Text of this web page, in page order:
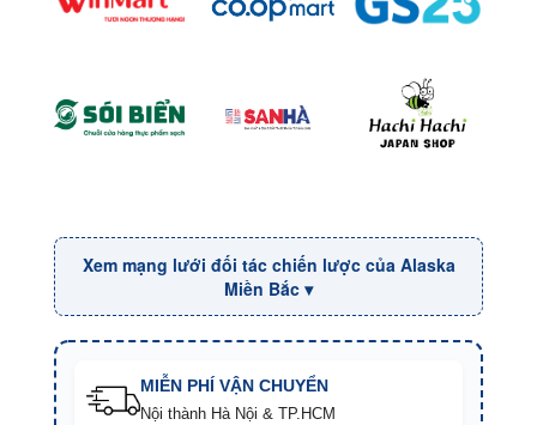
Xem mạng lưới đối tác chiến lược của Alaska
Miền Bắc ▾
MIỄN PHÍ VẬN CHUYỂN
Nội thành Hà Nội & TP.HCM